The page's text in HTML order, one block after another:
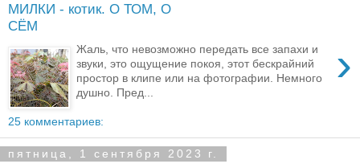
МИЛКИ - котик. О ТОМ, О
СЁМ
›
Жаль, что невозможно передать все запахи и
звуки, это ощущение покоя, этот бескрайний
простор в клипе или на фотографии. Немного
душно. Пред...
25 комментариев:
пятница, 1 сентября 2023 г.